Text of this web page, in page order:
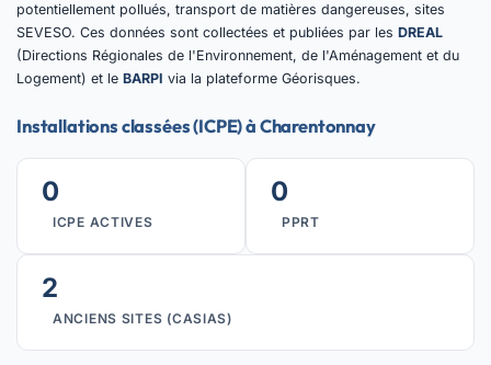
potentiellement pollués, transport de matières dangereuses, sites
SEVESO. Ces données sont collectées et publiées par les DREAL
(Directions Régionales de l'Environnement, de l'Aménagement et du
Logement) et le BARPI via la plateforme Géorisques.
Installations classées (ICPE) à Charentonnay
0
ICPE ACTIVES
0
PPRT
2
ANCIENS SITES (CASIAS)